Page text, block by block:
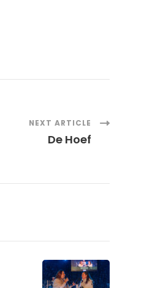
NEXT ARTICLE
De Hoef